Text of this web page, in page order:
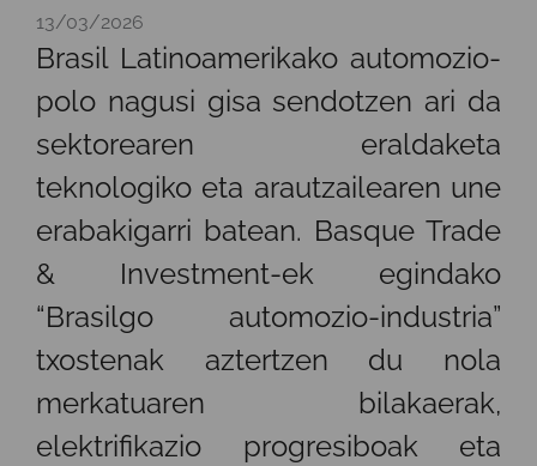
13/03/2026
Brasil Latinoamerikako automozio-
polo nagusi gisa sendotzen ari da
sektorearen eraldaketa
teknologiko eta arautzailearen une
erabakigarri batean. Basque Trade
& Investment-ek egindako
“Brasilgo automozio-industria”
txostenak aztertzen du nola
merkatuaren bilakaerak,
elektrifikazio progresiboak eta